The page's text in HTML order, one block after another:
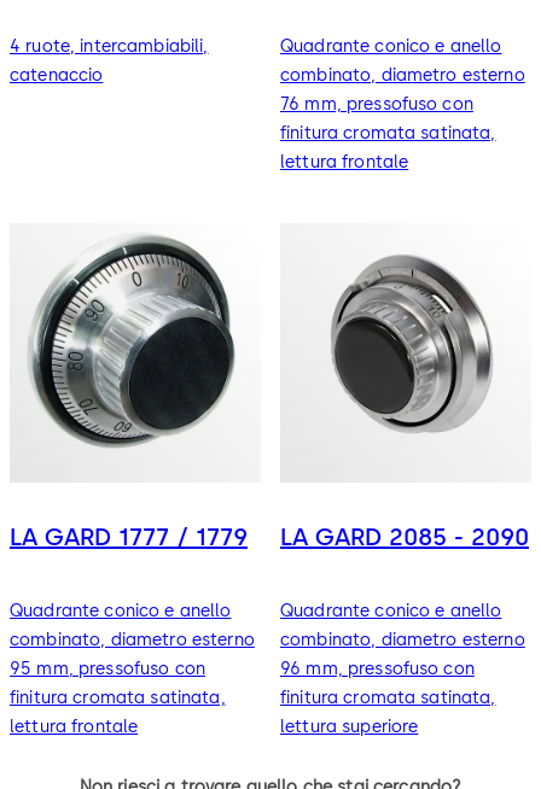
4 ruote, intercambiabili,
catenaccio
Quadrante conico e anello
combinato, diametro esterno
76 mm, pressofuso con
finitura cromata satinata,
lettura frontale
LA GARD 1777 / 1779
Quadrante conico e anello
combinato, diametro esterno
95 mm, pressofuso con
finitura cromata satinata,
lettura frontale
LA GARD 2085 - 2090
Quadrante conico e anello
combinato, diametro esterno
96 mm, pressofuso con
finitura cromata satinata,
lettura superiore